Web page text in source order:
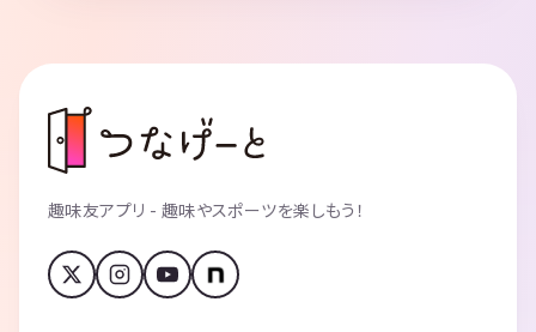
趣味友アプリ - 趣味やスポーツを楽しもう！